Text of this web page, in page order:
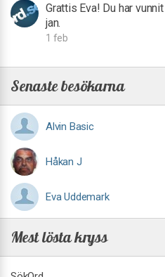
Grattis Eva! Du har
jan.
1 feb
Senaste besökarna
Alvin Basic
Håkan J
Eva Uddemark
Mest lösta kryss